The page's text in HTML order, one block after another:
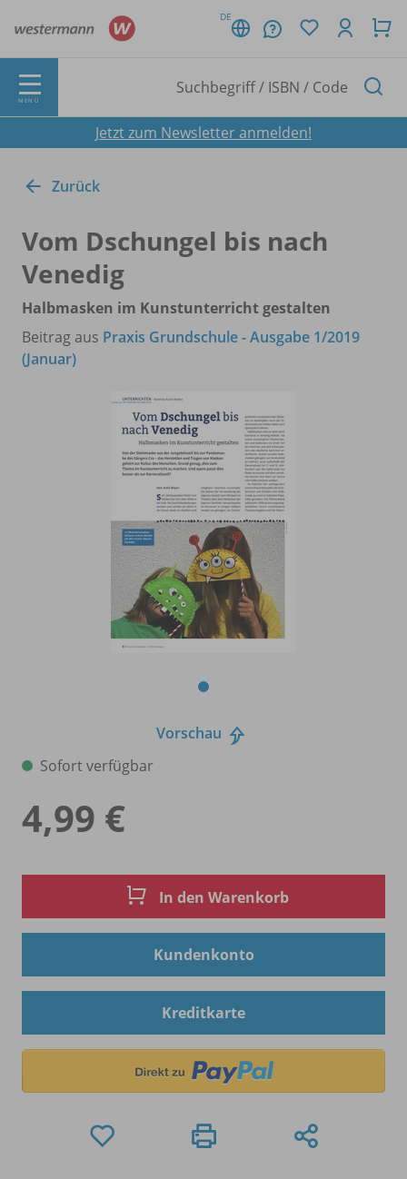
DE
MENÜ
Jetzt zum Newsletter anmelden!
Zurück
Vom Dschungel bis nach
Venedig
Halbmasken im Kunstunterricht gestalten
Beitrag aus Praxis Grundschule - Ausgabe 1/2019
(Januar)
Vorschau
Sofort verfügbar
4,99 €
In den Warenkorb
Kundenkonto
Kreditkarte